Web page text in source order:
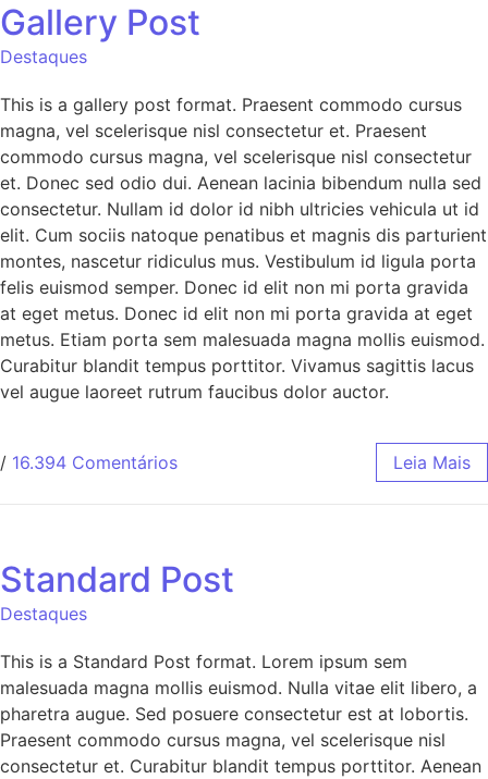
Gallery Post
Destaques
This is a gallery post format. Praesent commodo cursus
magna, vel scelerisque nisl consectetur et. Praesent
commodo cursus magna, vel scelerisque nisl consectetur
et. Donec sed odio dui. Aenean lacinia bibendum nulla sed
consectetur. Nullam id dolor id nibh ultricies vehicula ut id
elit. Cum sociis natoque penatibus et magnis dis parturient
montes, nascetur ridiculus mus. Vestibulum id ligula porta
felis euismod semper. Donec id elit non mi porta gravida
at eget metus. Donec id elit non mi porta gravida at eget
metus. Etiam porta sem malesuada magna mollis euismod.
Curabitur blandit tempus porttitor. Vivamus sagittis lacus
vel augue laoreet rutrum faucibus dolor auctor.
/ 16.394 Comentários Leia Mais
Standard Post
Destaques
This is a Standard Post format. Lorem ipsum sem
malesuada magna mollis euismod. Nulla vitae elit libero, a
pharetra augue. Sed posuere consectetur est at lobortis.
Praesent commodo cursus magna, vel scelerisque nisl
consectetur et. Curabitur blandit tempus porttitor. Aenean